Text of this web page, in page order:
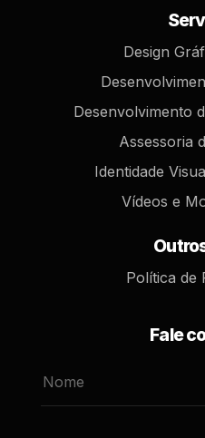
Design
Desenvolvimento
Assessoria
Identidade
Vídeos e
Política de
Fale